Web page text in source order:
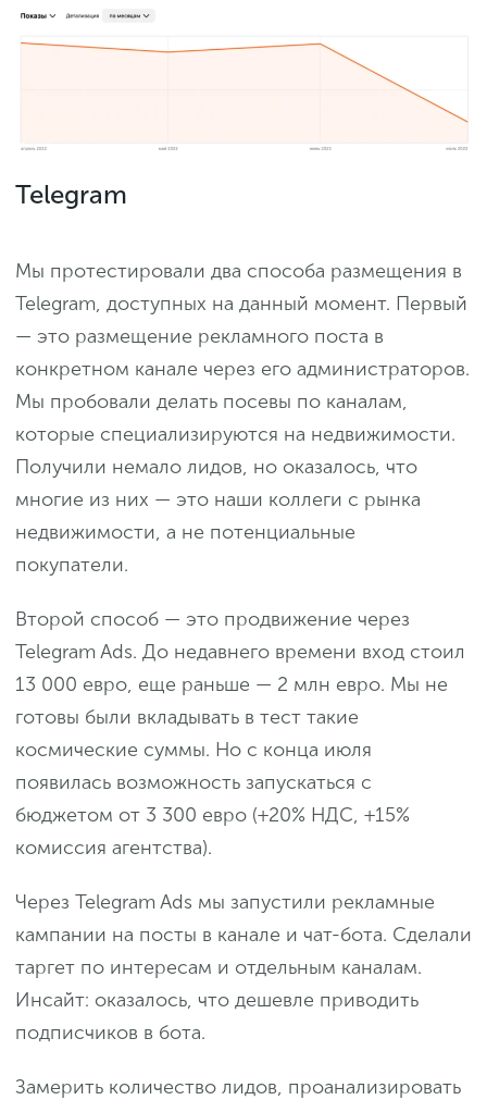
Telegram
Мы протестировали два способа размещения в
Telegram, доступных на данный момент. Первый
— это размещение рекламного поста в
конкретном канале через его администраторов.
Мы пробовали делать посевы по каналам,
которые специализируются на недвижимости.
Получили немало лидов, но оказалось, что
многие из них — это наши коллеги с рынка
недвижимости, а не потенциальные
покупатели.
Второй способ — это продвижение через
Telegram Ads. До недавнего времени вход стоил
13 000 евро, еще раньше — 2 млн евро. Мы не
готовы были вкладывать в тест такие
космические суммы. Но с конца июля
появилась возможность запускаться с
бюджетом от 3 300 евро (+20% НДС, +15%
комиссия агентства).
Через Telegram Ads мы запустили рекламные
кампании на посты в канале и чат-бота. Сделали
таргет по интересам и отдельным каналам.
Инсайт: оказалось, что дешевле приводить
подписчиков в бота.
Замерить количество лидов, проанализировать